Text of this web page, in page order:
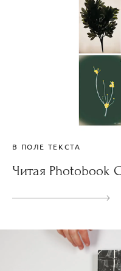
В ПОЛЕ ТЕКСТА
Читая Photobook